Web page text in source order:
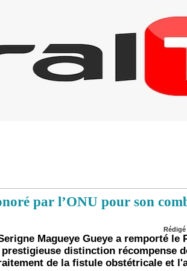
par l’ONU pour son
Rédigé
Magueye Gueye a remporté
distinction récompense
de la fistule obstétricale et